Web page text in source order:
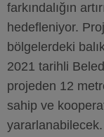
farkındalığın
hedefleniyor.
bölgelerdeki
2021 tarihli
projeden 12
sahip ve
yararlanabilecek.